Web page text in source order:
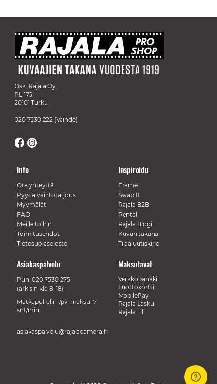
Osk. Rajala Oy
PL 175
20101 Turku
020 7530 222 (Vaihde)
Info
Ota yhteyttä
Pyydä vaihtotarjous
Myymälät
FAQ
Meille töihin
Toimitusehdot
Tietosuojaseloste
Inspiroidu
Frame
Swap It
Rajala B2B
Rental
Rajala Blogi
Kuvan takana
Tilaa uutiskirje
Maksutavat
Verkkopankki
Luottokortti
MobilePay
Rajala Lasku
Rajala Tili
Asiakaspalvelu
Puh. 020 7530 275
(arkisin klo 8-18)
Matkapuhelin-/pv-maksu 17
snt/min.
asiakaspalvelu@rajalacamera.fi